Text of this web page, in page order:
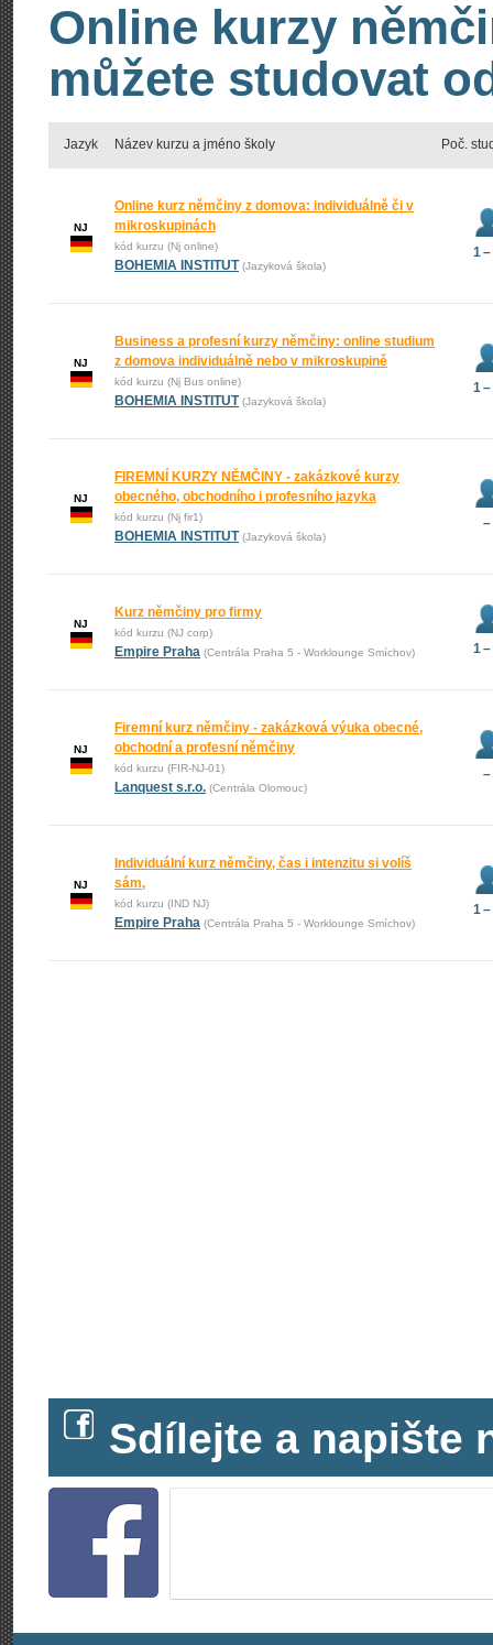
Online kurzy
můžete studovat
Jazyk Název kurzu a jméno školy Poč.
NJ
Online kurz němčiny z domova: individuálně či v
mikroskupinách
kód kurzu (Nj online)
BOHEMIA INSTITUT (Jazyková škola)
1
NJ
Business a profesní kurzy němčiny: online studium
z domova individuálně nebo v mikroskupině
kód kurzu (Nj Bus online)
BOHEMIA INSTITUT (Jazyková škola)
1
NJ
FIREMNÍ KURZY NĚMČINY - zakázkové kurzy
obecného, obchodního i profesního jazyka
kód kurzu (Nj fir1)
BOHEMIA INSTITUT (Jazyková škola)
–
NJ
Kurz němčiny pro firmy
kód kurzu (NJ corp)
Empire Praha (Centrála Praha 5 - Worklounge Smíchov) 1
NJ
Firemní kurz němčiny - zakázková výuka obecné,
obchodní a profesní němčiny
kód kurzu (FIR-NJ-01)
Lanquest s.r.o. (Centrála Olomouc)
–
NJ
Individuální kurz němčiny, čas i intenzitu si volíš
sám,
kód kurzu (IND NJ)
Empire Praha (Centrála Praha 5 - Worklounge Smíchov)
1
Sdílejte a napište